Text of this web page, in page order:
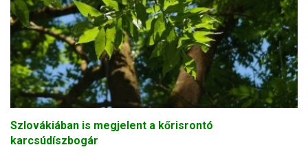
Szlovákiában is megjelent a kőrisrontó
karcsúdíszbogár